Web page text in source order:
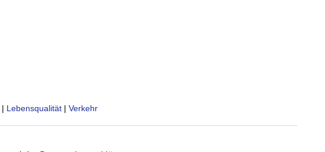
| Lebensqualität | Verkehr